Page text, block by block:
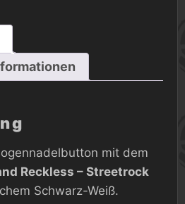
mit dem
Reckless – Streetrock
Schwarz-Weiß.